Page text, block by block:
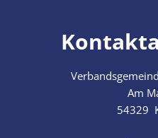
Am
54329